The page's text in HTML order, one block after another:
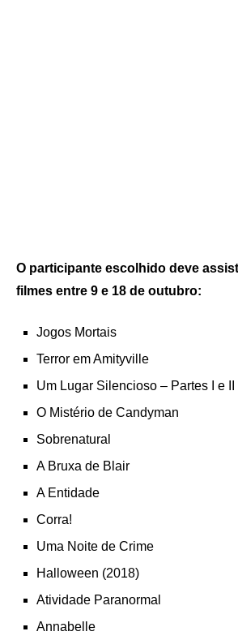
O participante escolhido deve
filmes entre 9 e 18 de outubro:
Jogos Mortais
Terror em Amityville
Um Lugar Silencioso – Partes I e II
O Mistério de Candyman
Sobrenatural
A Bruxa de Blair
A Entidade
Corra!
Uma Noite de Crime
Halloween (2018)
Atividade Paranormal
Annabelle